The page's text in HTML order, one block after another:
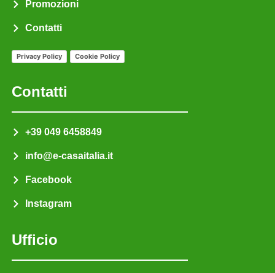
Promozioni
Contatti
Privacy Policy Cookie Policy
Contatti
+39 049 6458849
info@e-casaitalia.it
Facebook
Instagram
Ufficio